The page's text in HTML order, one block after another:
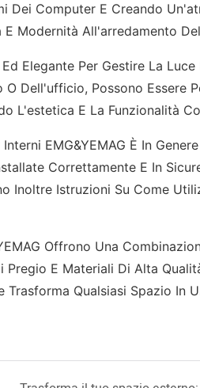
Dei Computer E Creando
Modernità All'arredamento
Elegante Per Gestire La
Dell'ufficio, Possono Essere
L'estetica E La Funzionalità
EMG&YEMAG È In
Correttamente E In
Inoltre Istruzioni Su Come
Offrono Una
E Materiali Di Alta
Qualsiasi Spazio In